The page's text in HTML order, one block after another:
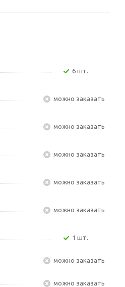
6 шт.
Можно заказать
Можно заказать
Можно заказать
Можно заказать
Можно заказать
1 шт.
Можно заказать
Можно заказать